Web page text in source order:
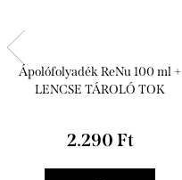
Ápolófolyadék ReNu 100 ml +
LENCSE TÁROLÓ TOK
2.290 Ft